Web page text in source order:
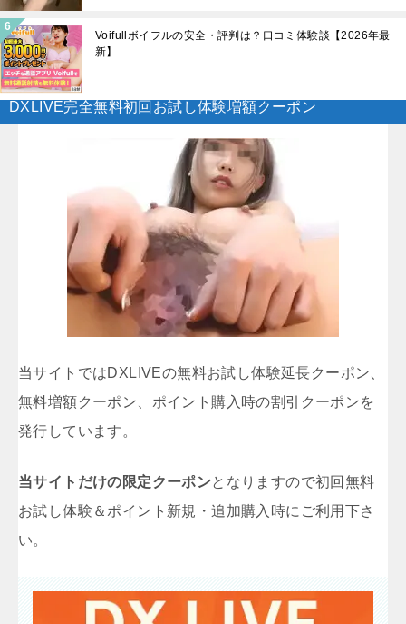
Voifullボイフルの安全・評判は？口コミ体験談【2026年最
新】
DXLIVE完全無料初回お試し体験増額クーポン
当サイトではDXLIVEの無料お試し体験延長クーポン、
無料増額クーポン、ポイント購入時の割引クーポンを
発行しています。
当サイトだけの限定クーポンとなりますので初回無料
お試し体験＆ポイント新規・追加購入時にご利用下さ
い。